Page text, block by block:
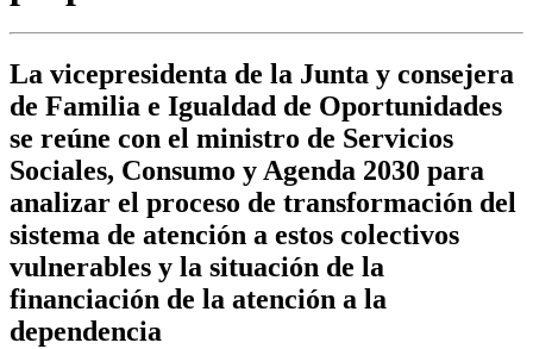
La vicepresidenta de la Junta y consejera
de Familia e Igualdad de Oportunidades
se reúne con el ministro de Servicios
Sociales, Consumo y Agenda 2030 para
analizar el proceso de transformación del
sistema de atención a estos colectivos
vulnerables y la situación de la
financiación de la atención a la
dependencia